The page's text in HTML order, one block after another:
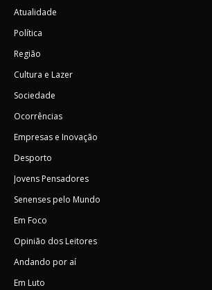
Atualidade
Política
Região
Cultura e Lazer
Sociedade
Ocorrências
Empresas e Inovação
Desporto
Jovens Pensadores
Senenses pelo Mundo
Em Foco
Opinião dos Leitores
Andando por aí
Em Luto